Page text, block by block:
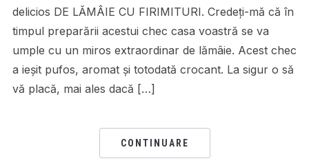
delicios DE LĂMÂIE CU FIRIMITURI. Credeți-mă că în
timpul preparării acestui chec casa voastră se va
umple cu un miros extraordinar de lămâie. Acest chec
a ieșit pufos, aromat și totodată crocant. La sigur o să
vă placă, mai ales dacă […]
CONTINUARE